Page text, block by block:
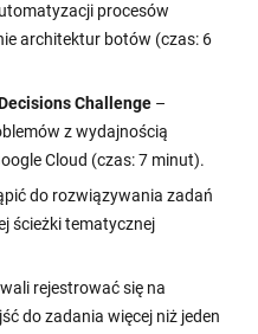
procesów
architektur botów (czas: 6
Challenge–
z wydajnością
Cloud (czas: 7 minut).
do rozwiązywania zadań
ścieżki tematycznej
rejestrować się na
do zadania więcej niż jeden